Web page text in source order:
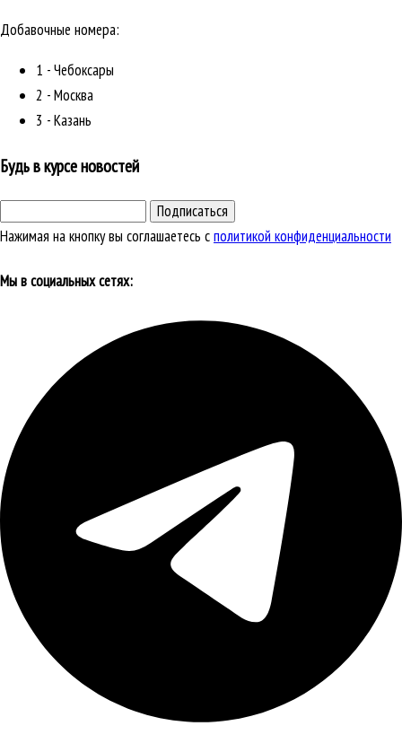
Добавочные номера:
1 - Чебоксары
2 - Москва
3 - Казань
Будь в курсе новостей
Подписаться
Нажимая на кнопку вы соглашаетесь сполитикой конфиденциальности
Мы в социальных сетях: